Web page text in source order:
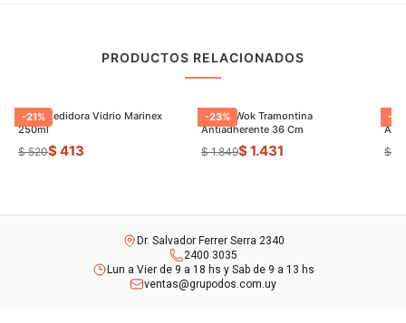
PRODUCTOS RELACIONADOS
-21%
Jarra Medidora Vidrio Marinex
250ml
$ 520$ 413
-23%
Sarten Wok Tramontina
Antiadherente 36 Cm
$ 1.849$ 1.431
-
$
Dr. Salvador Ferrer Serra 2340
2400 3035
Lun a Vier de 9 a 18 hs y Sab de 9 a 13 hs
ventas@grupodos.com.uy